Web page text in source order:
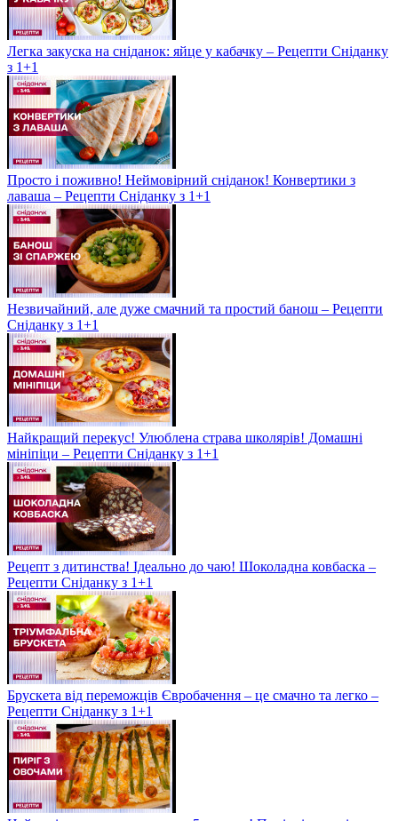
Легка закуска на сніданок: яйце у кабачку – Рецепти Сніданку
з 1+1
Просто і поживно! Неймовірний сніданок! Конвертики з
лаваша – Рецепти Сніданку з 1+1
Незвичайний, але дуже смачний та простий банош – Рецепти
Сніданку з 1+1
Найкращий перекус! Улюблена страва школярів! Домашні
мініпіци – Рецепти Сніданку з 1+1
Рецепт з дитинства! Ідеально до чаю! Шоколадна ковбаска –
Рецепти Сніданку з 1+1
Брускета від переможців Євробачення – це смачно та легко –
Рецепти Сніданку з 1+1